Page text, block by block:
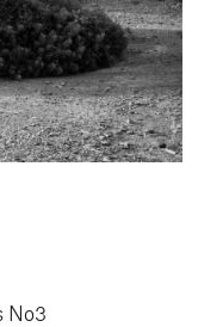
No3